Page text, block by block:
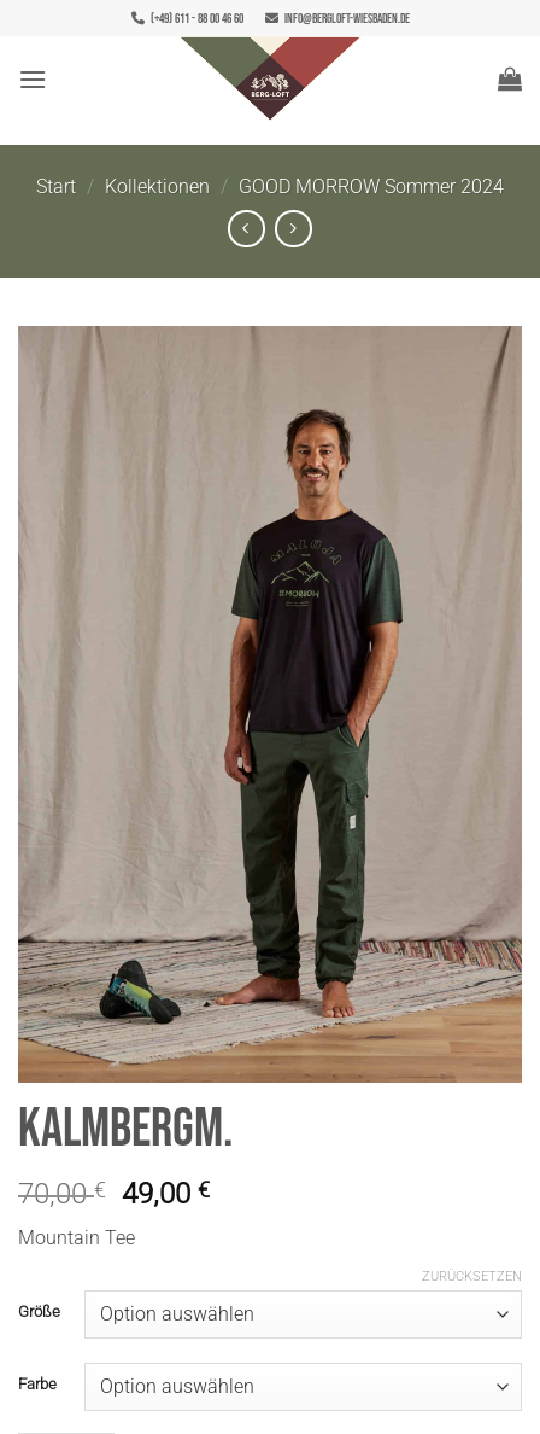
springen
(+49) 611 - 88 00 46 60 info@bergloft-wiesbaden.de
Start / Kollektionen / GOOD MORROW Sommer 2024
KalmbergM.
70,00€ 49,00€
Mountain Tee
Größe
Farbe
ZURÜCKSETZEN